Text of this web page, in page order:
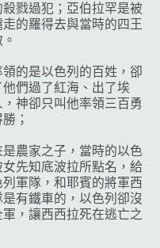
戮過犯；亞伯拉罕是被
的羅得去與當時的四王
的是以色列的百姓，卻
們過了紅海、出了埃
神卻只叫他率領三百勇
；
農家之子，當時的以色
先知底波拉所點名，給
軍隊，和耶賓的將軍西
有鐵車的，以色列卻沒
，讓西西拉死在逃亡之